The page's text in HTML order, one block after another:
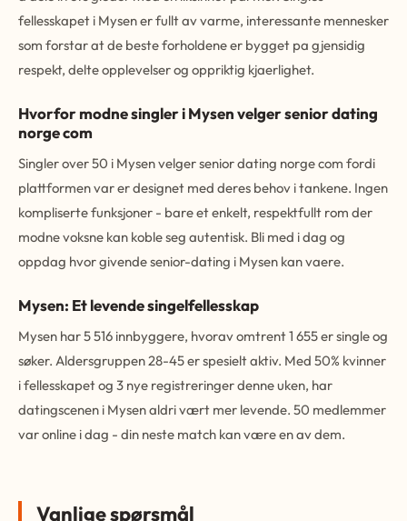
fellesskapet i Mysen er fullt av varme, interessante mennesker
som forstar at de beste forholdene er bygget pa gjensidig
respekt, delte opplevelser og oppriktig kjaerlighet.
Hvorfor modne singler i Mysen velger senior dating
norge com
Singler over 50 i Mysen velger senior dating norge com fordi
plattformen var er designet med deres behov i tankene. Ingen
kompliserte funksjoner - bare et enkelt, respektfullt rom der
modne voksne kan koble seg autentisk. Bli med i dag og
oppdag hvor givende senior-dating i Mysen kan vaere.
Mysen: Et levende singelfellesskap
Mysen har 5 516 innbyggere, hvorav omtrent 1 655 er single og
søker. Aldersgruppen 28-45 er spesielt aktiv. Med 50% kvinner
i fellesskapet og 3 nye registreringer denne uken, har
datingscenen i Mysen aldri vært mer levende. 50 medlemmer
var online i dag - din neste match kan være en av dem.
Vanlige spørsmål